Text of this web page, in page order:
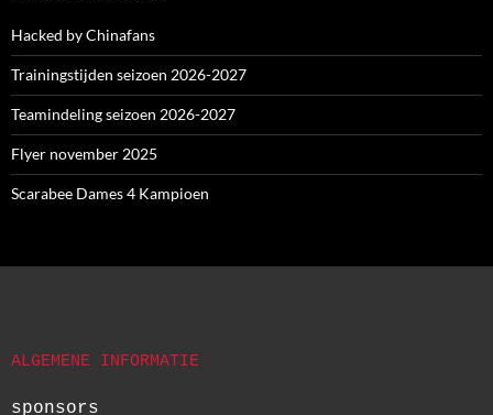
Hacked by Chinafans
Trainingstijden seizoen 2026-2027
Teamindeling seizoen 2026-2027
Flyer november 2025
Scarabee Dames 4 Kampioen
ALGEMENE INFORMATIE
sponsors